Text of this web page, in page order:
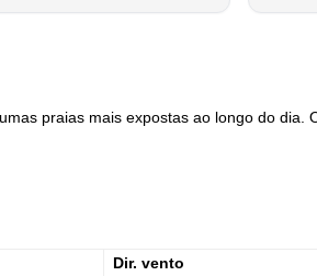
praias mais expostas ao longo do dia.
Dir. vento